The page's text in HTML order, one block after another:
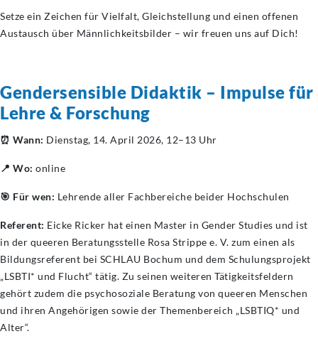
Setze ein Zeichen für Vielfalt, Gleichstellung und einen offenen
Austausch über Männlichkeitsbilder – wir freuen uns auf Dich!
Gendersensible Didaktik – Impulse für
Lehre & Forschung
⏰ Wann: Dienstag, 14. April 2026, 12–13 Uhr
📍 Wo: online
🎯 Für wen: Lehrende aller Fachbereiche beider Hochschulen
Referent: Eicke Ricker hat einen Master in Gender Studies und ist
in der queeren Beratungsstelle Rosa Strippe e. V. zum einen als
Bildungsreferent bei SCHLAU Bochum und dem Schulungsprojekt
„LSBTI* und Flucht“ tätig. Zu seinen weiteren Tätigkeitsfeldern
gehört zudem die psychosoziale Beratung von queeren Menschen
und ihren Angehörigen sowie der Themenbereich „LSBTIQ* und
Alter“.